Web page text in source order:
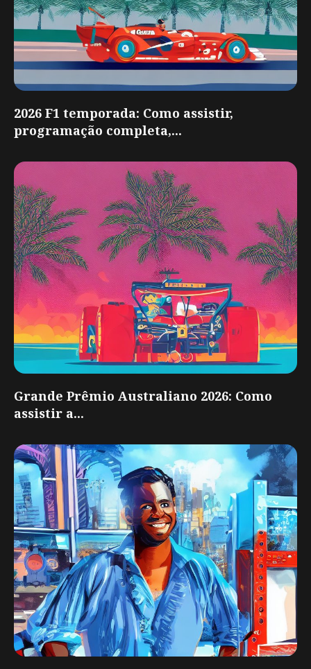
2026 F1 temporada: Como assistir,
programação completa,...
Grande Prêmio Australiano 2026: Como
assistir a...